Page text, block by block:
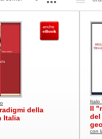
della
Italia
Italo
Il
del
con